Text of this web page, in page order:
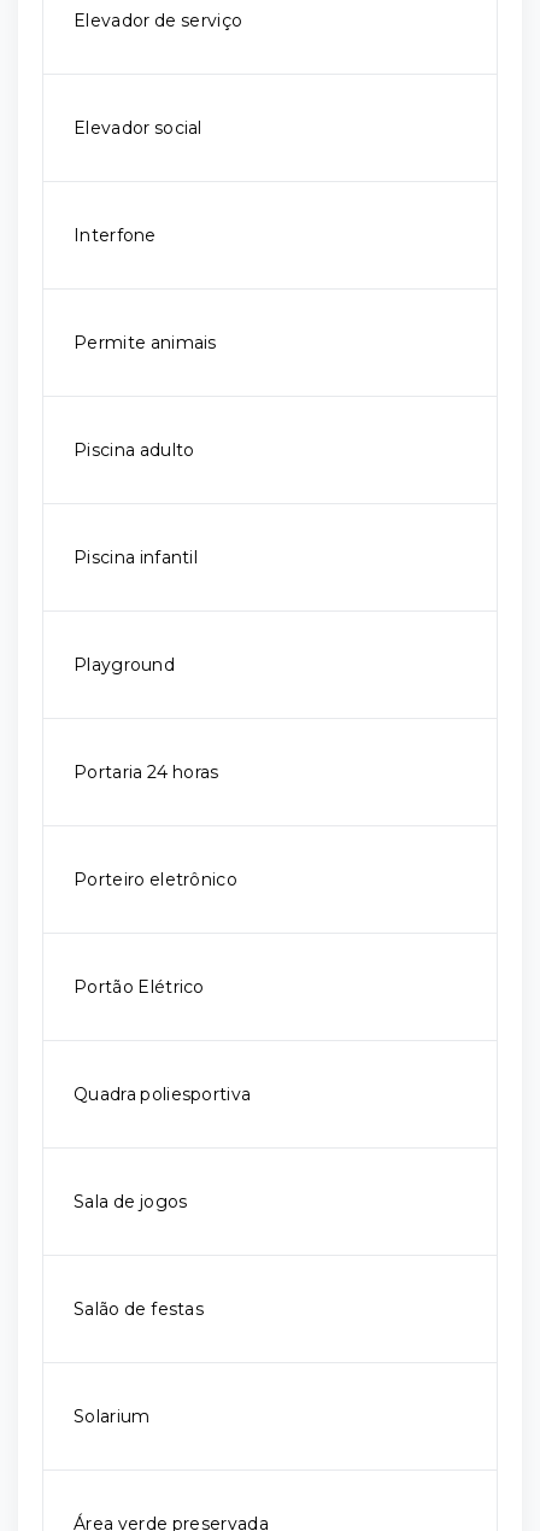
Elevador de serviço
Elevador social
Interfone
Permite animais
Piscina adulto
Piscina infantil
Playground
Portaria 24 horas
Porteiro eletrônico
Portão Elétrico
Quadra poliesportiva
Sala de jogos
Salão de festas
Solarium
Área verde preservada